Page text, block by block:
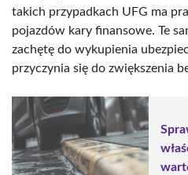
takich przypadkach UFG ma
pojazdów kary finansowe. Te
zachętę do wykupienia
przyczynia się do zwiększenia